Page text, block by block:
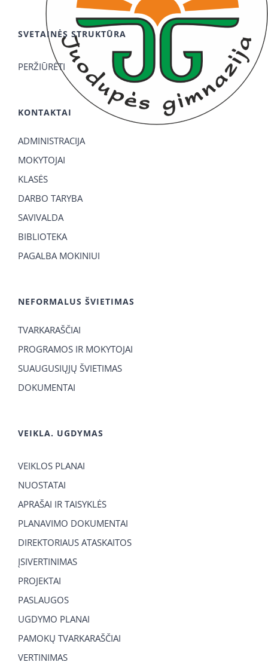
SVETAINĖS STRUKTŪRA
PERŽIŪRĖTI
KONTAKTAI
ADMINISTRACIJA
MOKYTOJAI
KLASĖS
DARBO TARYBA
SAVIVALDA
BIBLIOTEKA
PAGALBA MOKINIUI
NEFORMALUS ŠVIETIMAS
TVARKARAŠČIAI
PROGRAMOS IR MOKYTOJAI
SUAUGUSIŲJŲ ŠVIETIMAS
DOKUMENTAI
VEIKLA. UGDYMAS
VEIKLOS PLANAI
NUOSTATAI
APRAŠAI IR TAISYKLĖS
PLANAVIMO DOKUMENTAI
DIREKTORIAUS ATASKAITOS
ĮSIVERTINIMAS
PROJEKTAI
PASLAUGOS
UGDYMO PLANAI
PAMOKŲ TVARKARAŠČIAI
VERTINIMAS